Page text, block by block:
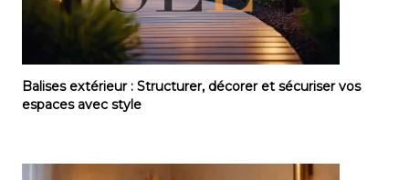
Balises extérieur : Structurer, décorer et sécuriser
Balises extérieur : Structurer, décorer et sécuriser vos
espaces avec style